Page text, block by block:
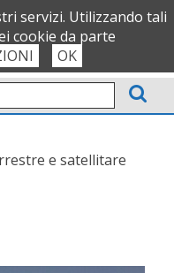
e satellitare
servizi. Utilizzando tali
cookie da parte
OK